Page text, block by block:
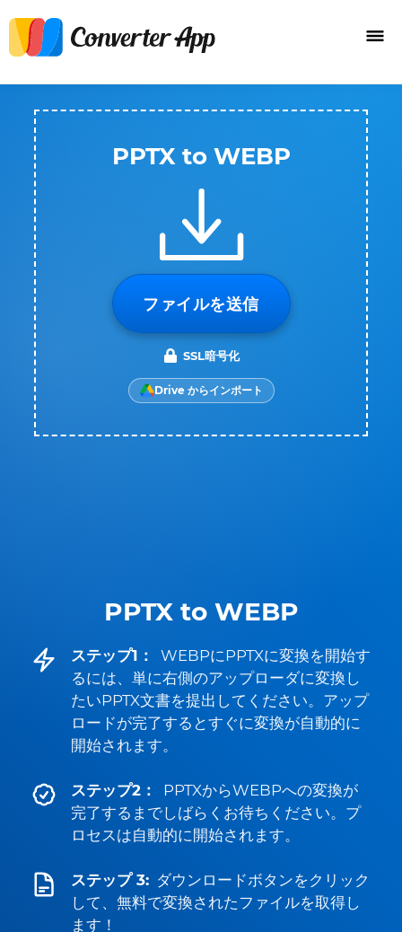
PPTX to WEBP
ステップ1：
WEBPにPPTXに変換を開始す
るには、単に右側のアップローダに変換し
たいPPTX文書を提出してください。アップ
ロードが完了するとすぐに変換が自動的に
開始されます。
ステップ2：
PPTXからWEBPへの変換が
完了するまでしばらくお待ちください。プ
ロセスは自動的に開始されます。
ステップ 3: ダウンロードボタンをクリック
して、無料で変換されたファイルを取得し
ます！
PPTX to WEBP
ファイルを送信
SSL暗号化
Drive からインポート